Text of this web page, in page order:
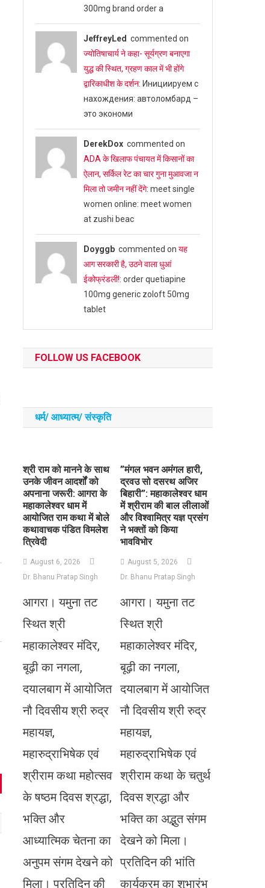
300mg brand order a
JeffreyLed commented on
ज्योतिषाचार्य ने कहा- सूर्यग्रण बनाएगा
युद्ध की स्थित, ग्रहण काल में भी होंगे
द्वारिकाधीश के दर्शन: Инициируем с
нахождения: автоломбард –
это экономи
DerekDoxcommented on
ADA के खिलाफ पंचायत में किसानों का
ऐलान, सर्किल रेट का चार गुना मुआवजा न
मिला तो जमीन नहीं देंगे: meet single
women online: meet women
at zushi beac
Doyggbcommented on यह
आग सरकारी है, उठने वाला धुआं
ईकोफ्रंडली!: order quetiapine
100mg generic zoloft 50mg
tablet
FOLLOW US FACEBOOK
धर्म/ आध्‍यात्‍म/ संस्‍कृति
​श्री राम को मानने के साथ
उनके जीवन आदर्शों को
अपनाना जरूरी: आगरा के
महाकालेश्वर धाम में
आयोजित राम कथा में बोले
कथावाचक पंडित विमलेश
त्रिवेदी
August 6, 2026
Dr. Bhanu Pratap Singh
आगरा। यमुना तट
स्थित श्री
महाकालेश्वर मंदिर,
बूढ़ी का नगला,
दयालबाग में आयोजित
नौ दिवसीय श्री रुद्र
महायज्ञ,
महारुद्राभिषेक एवं
श्रीराम कथा महोत्सव
के षष्ठम दिवस श्रद्धा,
भक्ति और
आध्यात्मिक चेतना का
अनुपम संगम देखने को
मिला। प्रतिदिन की
​”मंगल भवन अमंगल हारी,
द्रवउ सो दसरथ अजिर
बिहारी”: महाकालेश्वर धाम
में श्रीराम की बाल लीलाओं
और विश्वामित्र यज्ञ प्रसंग
ने भक्तों को किया
भावविभोर
August 5, 2026
Dr. Bhanu Pratap Singh
आगरा। यमुना तट
स्थित श्री
महाकालेश्वर मंदिर,
बूढ़ी का नगला,
दयालबाग में आयोजित
नौ दिवसीय श्री रुद्र
महायज्ञ,
महारुद्राभिषेक एवं
श्रीराम कथा के चतुर्थ
दिवस श्रद्धा और
भक्ति का अद्भुत संगम
देखने को मिला।
प्रतिदिन की भांति
कार्यक्रम का शुभारंभ